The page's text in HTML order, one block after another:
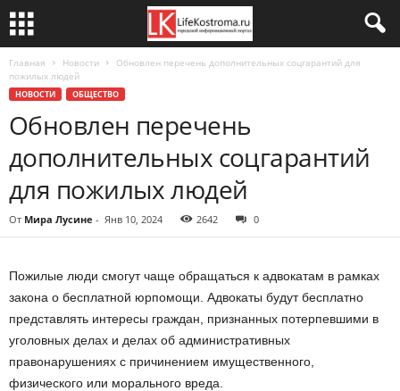
Главная Новости
Обновлен перечень дополнительных соцгарантий для
пожилых людей
НОВОСТИ ОБЩЕСТВО
Обновлен перечень
дополнительных соцгарантий
для пожилых людей
От Мира Лусине - Янв 10, 2024 2642 0
Пожилые люди смогут чаще обращаться к адвокатам в рамках
закона о бесплатной юрпомощи. Адвокаты будут бесплатно
представлять интересы граждан, признанных потерпевшими в
уголовных делах и делах об административных
правонарушениях с причинением имущественного,
физического или морального вреда.